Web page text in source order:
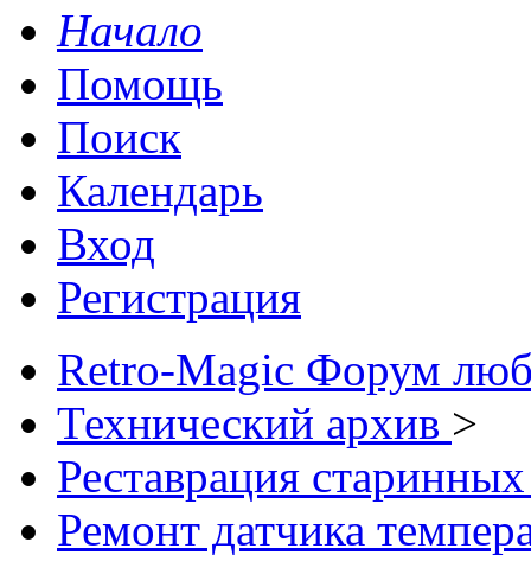
Начало
Помощь
Поиск
Календарь
Вход
Регистрация
Retro-Magic Форум
Технический архив >
Реставрация
Ремонт датчика